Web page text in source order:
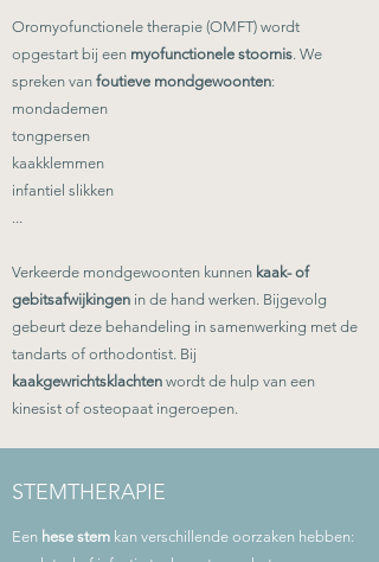
Oromyofunctionele therapie (OMFT) wordt
opgestart bij een myofunctionele stoornis. We
spreken van foutieve mondgewoonten:
mondademen
tongpersen
kaakklemmen
infantiel slikken
...
Verkeerde mondgewoonten kunnen kaak- of
gebitsafwijkingen in de hand werken. Bijgevolg
gebeurt deze behandeling in samenwerking met de
tandarts of orthodontist. Bij
kaakgewrichtsklachten wordt de hulp van een
kinesist of osteopaat ingeroepen.
STEMTHERAPIE
Een hese stem kan verschillende oorzaken hebben: